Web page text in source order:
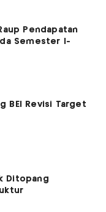
Pendapatan
Semester I-
BEI Revisi Target
Ditopang